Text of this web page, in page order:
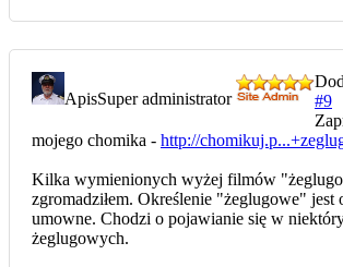
ApisSuper administrator
#9
mojego chomika - http://
Kilka wymienionych wyżej filmów
zgromadziłem. Określenie "żeglugowe" jest
umowne. Chodzi o pojawianie się w
żeglugowych.